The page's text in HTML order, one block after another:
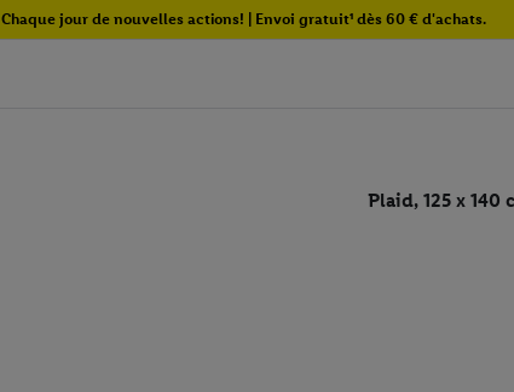
Chaque jour de nouvelles actions! | Envoi gratuit¹ dès 60 € d'achats.
Plaid, 125 x 140